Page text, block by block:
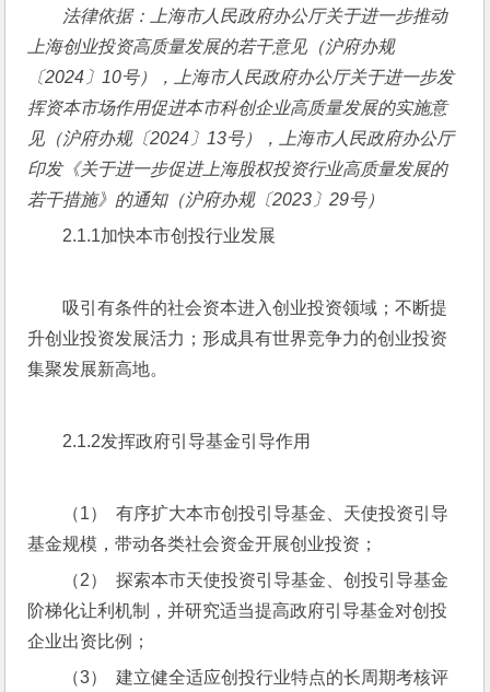
法律依据：上海市人民政府办公厅关于进一步推动
上海创业投资高质量发展的若干意见（沪府办规
〔2024〕10号），上海市人民政府办公厅关于进一步发
挥资本市场作用促进本市科创企业高质量发展的实施意
见（沪府办规〔2024〕13号），上海市人民政府办公厅
印发《关于进一步促进上海股权投资行业高质量发展的
若干措施》的通知（沪府办规〔2023〕29号）
2.1.1加快本市创投行业发展
吸引有条件的社会资本进入创业投资领域；不断提
升创业投资发展活力；形成具有世界竞争力的创业投资
集聚发展新高地。
2.1.2发挥政府引导基金引导作用
（1）  有序扩大本市创投引导基金、天使投资引导
基金规模，带动各类社会资金开展创业投资；
（2）  探索本市天使投资引导基金、创投引导基金
阶梯化让利机制，并研究适当提高政府引导基金对创投
企业出资比例；
（3）  建立健全适应创投行业特点的长周期考核评